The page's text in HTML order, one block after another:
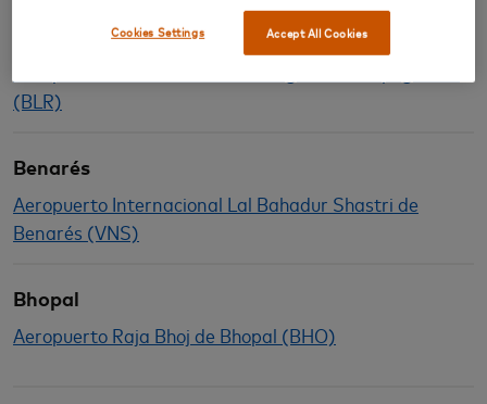
(BLR)
Benarés
Aeropuerto Internacional Lal Bahadur Shastri de
Benarés (VNS)
Bhopal
Aeropuerto Raja Bhoj de Bhopal (BHO)
Accept All Cookies
Cookies Settings